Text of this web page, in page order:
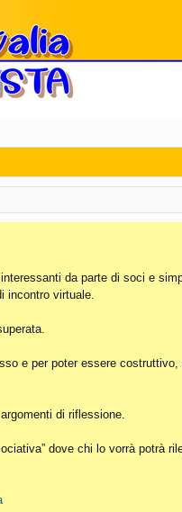
da parte di soci e
incontro virtuale.
e per poter essere
di riflessione.
dove chi lo vorrà potrà